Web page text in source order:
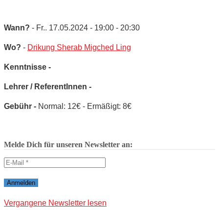
Wann? - Fr.. 17.05.2024 - 19:00 - 20:30
Wo? - Drikung Sherab Migched Ling
Kenntnisse -
Lehrer / ReferentInnen -
Gebühr - Normal: 12€ - Ermäßigt: 8€
Melde Dich für unseren Newsletter an:
Vergangene Newsletter lesen